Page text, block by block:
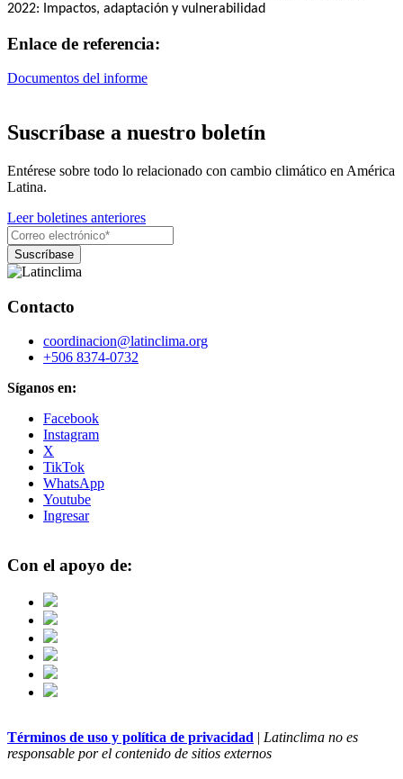
2022: Impactos, adaptación y vulnerabilidad
Enlace de referencia:
Documentos del informe
Suscríbase a nuestro boletín
Entérese sobre todo lo relacionado con cambio climático en América
Latina.
Leer boletines anteriores
Contacto
coordinacion@latinclima.org
+506 8374-0732
Síganos en:
Facebook
Instagram
X
TikTok
WhatsApp
Youtube
Ingresar
Con el apoyo de:
Términos de uso y política de privacidad | Latinclima no es
responsable por el contenido de sitios externos